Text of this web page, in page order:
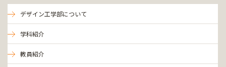
デザイン工学部について
学科紹介
教員紹介